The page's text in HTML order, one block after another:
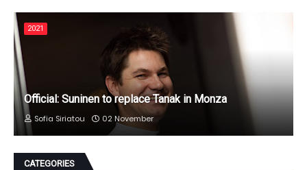
2021
Official: Suninen to replace Tanak in Monza
Sofia Siriatou 02 November
CATEGORIES